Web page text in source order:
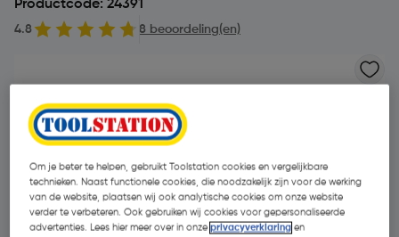
Productcode: 24391
4.8 8 beoordeling(en)
Om je beter te helpen, gebruikt Toolstation cookies en vergelijkbare
technieken. Naast functionele cookies, die noodzakelijk zijn voor de werking
van de website, plaatsen wij ook analytische cookies om onze website
verder te verbeteren. Ook gebruiken wij cookies voor gepersonaliseerde
advertenties. Lees hier meer over in onzeprivacyverklaring en